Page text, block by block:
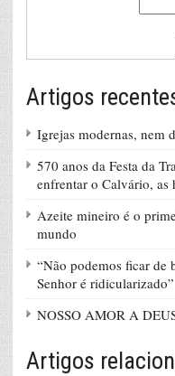
Artigos
Igrejas modernas, nem
570 anos da Festa da
enfrentar o Calvário, as
Azeite mineiro é o
mundo
“Não podemos ficar de
Senhor é ridicularizado”
NOSSO AMOR A
Artigos